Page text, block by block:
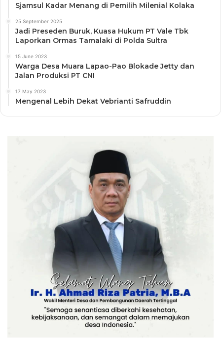
Sjamsul Kadar Menang di Pemilih Milenial Kolaka
25 September 2025
Jadi Preseden Buruk, Kuasa Hukum PT Vale Tbk
Laporkan Ormas Tamalaki di Polda Sultra
15 June 2023
Warga Desa Muara Lapao-Pao Blokade Jetty dan
Jalan Produksi PT CNI
17 May 2023
Mengenal Lebih Dekat Vebrianti Safruddin